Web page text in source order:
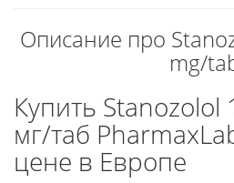
Описание про
mg/
Купить Stanozolol
мг/таб
цене в Европе